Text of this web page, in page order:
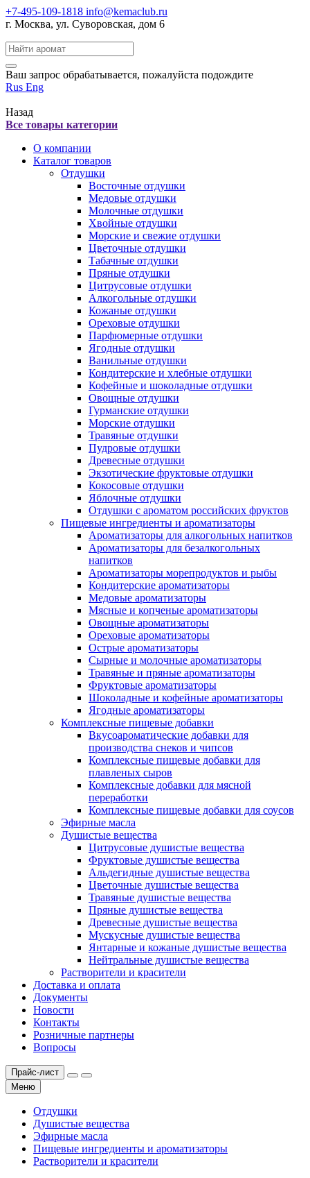
+7-495-109-1818 info@kemaclub.ru
г. Москва, ул. Суворовская, дом 6
Поиск:
Ваш запрос обрабатывается, пожалуйста подождите
Rus Eng
Назад
Все товары категории
О компании
Каталог товаров
Отдушки
Восточные отдушки
Медовые отдушки
Молочные отдушки
Хвойные отдушки
Морские и свежие отдушки
Цветочные отдушки
Табачные отдушки
Пряные отдушки
Цитрусовые отдушки
Алкогольные отдушки
Кожаные отдушки
Ореховые отдушки
Парфюмерные отдушки
Ягодные отдушки
Ванильные отдушки
Кондитерские и хлебные отдушки
Кофейные и шоколадные отдушки
Овощные отдушки
Гурманские отдушки
Морские отдушки
Травяные отдушки
Пудровые отдушки
Древесные отдушки
Экзотические фруктовые отдушки
Кокосовые отдушки
Яблочные отдушки
Отдушки с ароматом российских фруктов
Пищевые ингредиенты и ароматизаторы
Ароматизаторы для алкогольных напитков
Ароматизаторы для безалкогольных
напитков
Ароматизаторы морепродуктов и рыбы
Кондитерские ароматизаторы
Медовые ароматизаторы
Мясные и копченые ароматизаторы
Овощные ароматизаторы
Ореховые ароматизаторы
Острые ароматизаторы
Сырные и молочные ароматизаторы
Травяные и пряные ароматизаторы
Фруктовые ароматизаторы
Шоколадные и кофейные ароматизаторы
Ягодные ароматизаторы
Комплексные пищевые добавки
Вкусоароматические добавки для
производства снеков и чипсов
Комплексные пищевые добавки для
плавленых сыров
Комплексные добавки для мясной
переработки
Комплексные пищевые добавки для соусов
Эфирные масла
Душистые вещества
Цитрусовые душистые вещества
Фруктовые душистые вещества
Альдегидные душистые вещества
Цветочные душистые вещества
Травяные душистые вещества
Пряные душистые вещества
Древесные душистые вещества
Мускусные душистые вещества
Янтарные и кожаные душистые вещества
Нейтральные душистые вещества
Растворители и красители
Доставка и оплата
Документы
Новости
Контакты
Розничные партнеры
Вопросы
Прайс-лист
Меню
Отдушки
Душистые вещества
Эфирные масла
Пищевые ингредиенты и ароматизаторы
Растворители и красители